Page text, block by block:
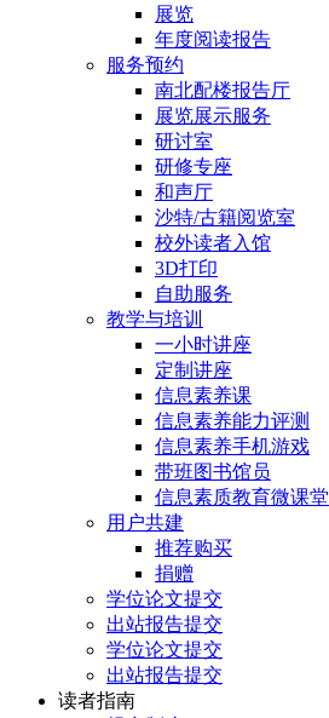
展览
年度阅读报告
服务预约
南北配楼报告厅
展览展示服务
研讨室
研修专座
和声厅
沙特/古籍阅览室
校外读者入馆
3D打印
自助服务
教学与培训
一小时讲座
定制讲座
信息素养课
信息素养能力评测
信息素养手机游戏
带班图书馆员
信息素质教育微课堂
用户共建
推荐购买
捐赠
学位论文提交
出站报告提交
学位论文提交
出站报告提交
读者指南